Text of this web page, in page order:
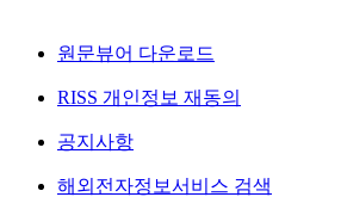
원문뷰어 다운로드
RISS 개인정보 재동의
공지사항
해외전자정보서비스 검색